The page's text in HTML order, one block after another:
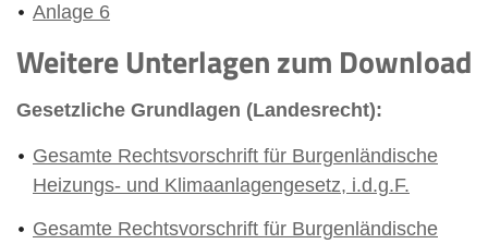
Anlage 6
Weitere Unterlagen zum Download
Gesetzliche Grundlagen (Landesrecht):
Gesamte Rechtsvorschrift für Burgenländische
Heizungs- und Klimaanlagengesetz, i.d.g.F.
Gesamte Rechtsvorschrift für Burgenländische